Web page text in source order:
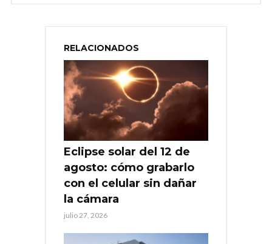
RELACIONADOS
Eclipse solar del 12 de
agosto: cómo grabarlo
con el celular sin dañar
la cámara
julio 27, 2026